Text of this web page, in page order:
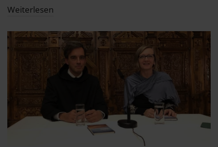
Weiterlesen